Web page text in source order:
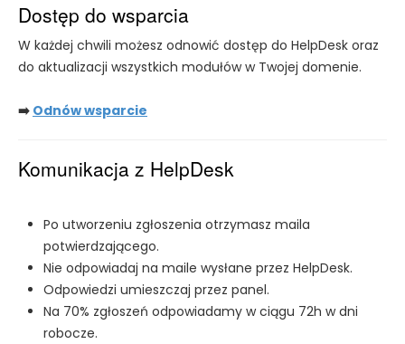
Dostęp do wsparcia
W każdej chwili możesz odnowić dostęp do HelpDesk oraz
do aktualizacji wszystkich modułów w Twojej domenie.
➡️ Odnów wsparcie
Komunikacja z HelpDesk
Po utworzeniu zgłoszenia otrzymasz maila
potwierdzającego.
Nie odpowiadaj na maile wysłane przez HelpDesk.
Odpowiedzi umieszczaj przez panel.
Na 70% zgłoszeń odpowiadamy w ciągu 72h w dni
robocze.